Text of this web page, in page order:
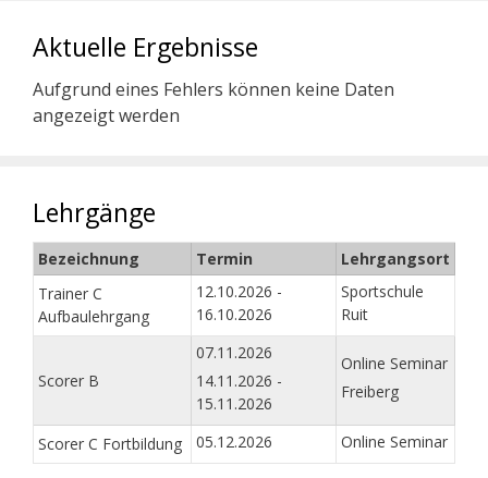
Aktuelle Ergebnisse
Aufgrund eines Fehlers können keine Daten
angezeigt werden
Lehrgänge
Bezeichnung Termin
Lehrgangsort
Trainer C
Aufbaulehrgang
12.10.2026 -
16.10.2026
Sportschule
Ruit
Scorer B
07.11.2026
14.11.2026 -
15.11.2026
Online Seminar
Freiberg
Scorer C Fortbildung 05.12.2026 Online Seminar